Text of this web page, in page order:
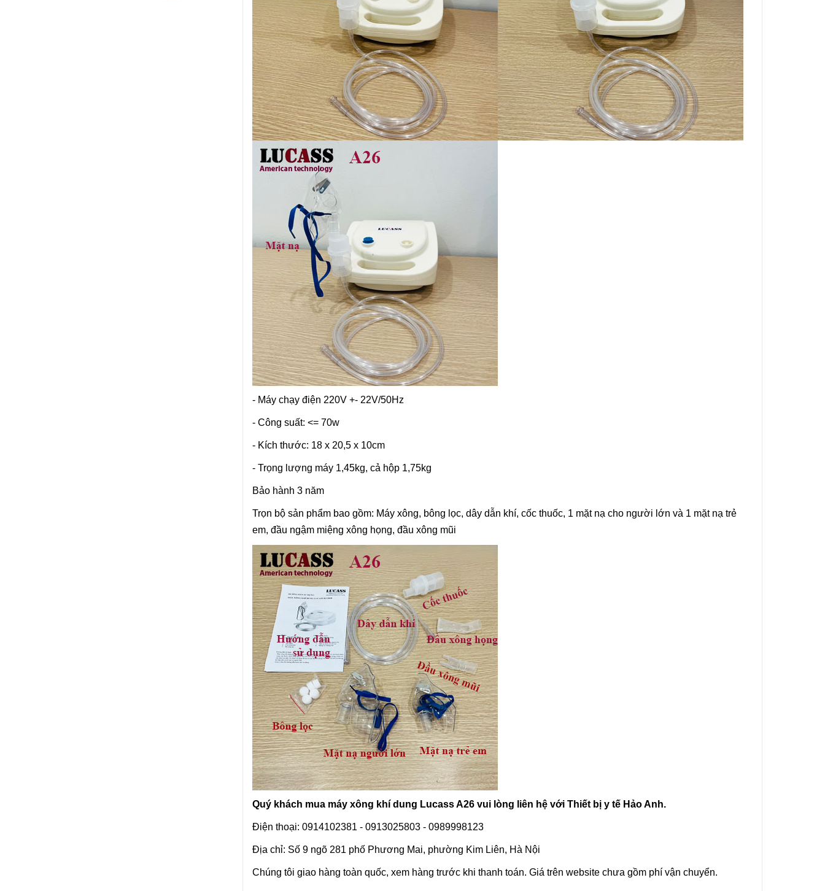
- Máy chạy điện 220V +- 22V/50Hz
- Công suất: <= 70w
- Kích thước: 18 x 20,5 x 10cm
- Trọng lượng máy 1,45kg, cả hộp 1,75kg
Bảo hành 3 năm
Trọn bộ sản phẩm bao gồm: Máy xông, bông lọc, dây dẫn khí, cốc thuốc, 1 mặt nạ cho người lớn và 1 mặt nạ trẻ
em, đầu ngậm miệng xông họng, đầu xông mũi
Quý khách mua máy xông khí dung Lucass A26 vui lòng liên hệ với Thiết bị y tế Hảo Anh.
Điện thoại: 0914102381 - 0913025803 - 0989998123
Địa chỉ: Số 9 ngõ 281 phố Phương Mai, phường Kim Liên, Hà Nội
Chúng tôi giao hàng toàn quốc, xem hàng trước khi thanh toán. Giá trên website chưa gồm phí vận chuyển.